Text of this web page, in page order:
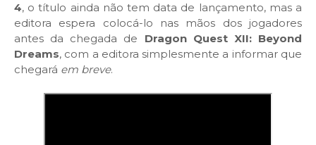
4, o título ainda não tem data de lançamento, mas a
editora espera colocá-lo nas mãos dos jogadores
antes da chegada de Dragon Quest XII: Beyond
Dreams, com a editora simplesmente a informar que
chegará em breve.